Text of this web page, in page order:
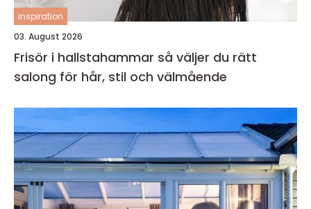
inspiration
03. August 2026
Frisör i hallstahammar så väljer du rätt
salong för hår, stil och välmående